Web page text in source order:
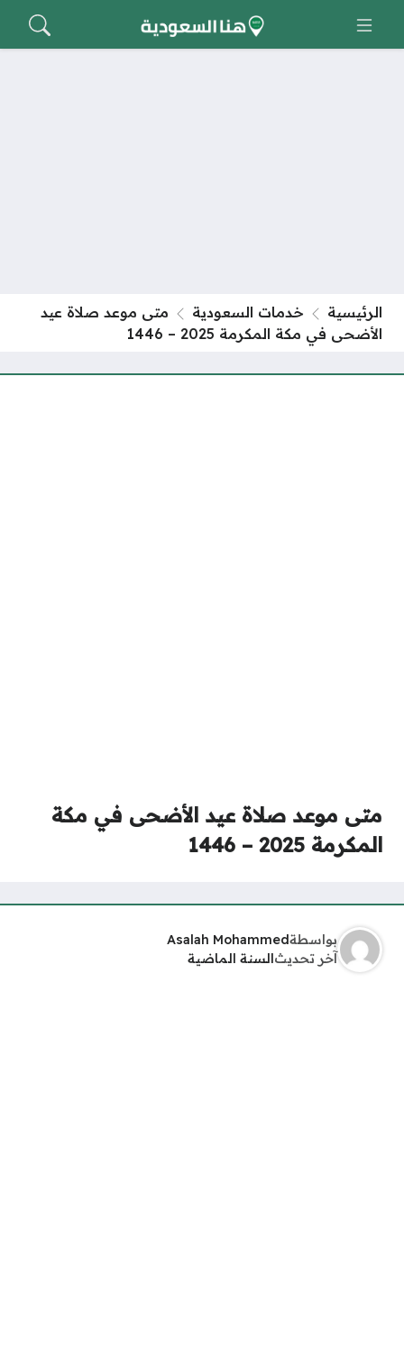
الرئيسية خدمات السعودية
متى موعد صلاة عيد
الأضحى في مكة المكرمة 2025 – 1446
متى موعد صلاة عيد الأضحى في مكة
المكرمة 2025 – 1446
بواسطةAsalah Mohammed
آخر تحديثالسنة الماضية